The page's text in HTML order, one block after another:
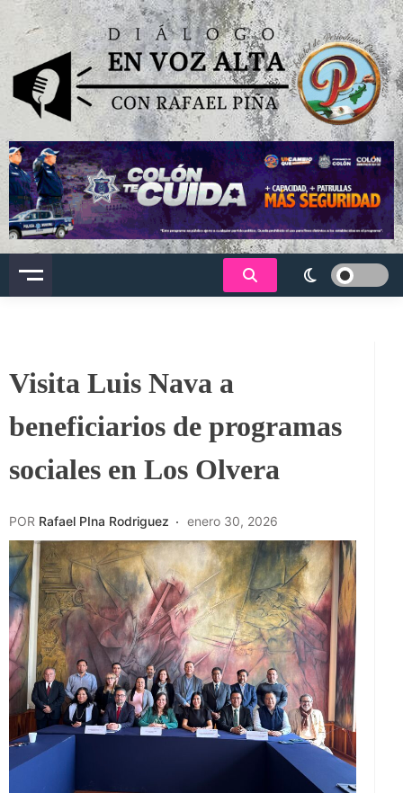
Saltar
al
contenido
Dialogo en voz alta
Visita Luis Nava a
beneficiarios de programas
sociales en Los Olvera
POR Rafael PIna Rodriguez enero 30, 2026